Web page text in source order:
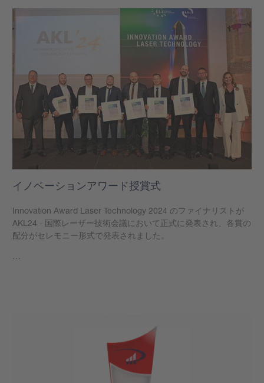
イノベーションアワード授賞式
Innovation Award Laser Technology 2024 のファイナリストが
AKL24 - 国際レーザー技術会議において正式に発表され、各賞の
配分がセレモニー形式で発表されました。
…